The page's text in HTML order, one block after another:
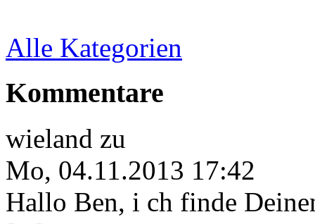
Alle Kategorien
Kommentare
wieland zu
Mo, 04.11.2013 17:42
Hallo Ben, i ch finde